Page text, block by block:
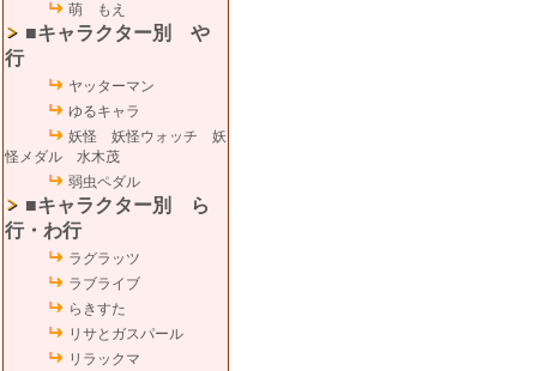
萌 もえ
■キャラクター別 や
行
ヤッターマン
ゆるキャラ
妖怪 妖怪ウォッチ 妖
怪メダル 水木茂
弱虫ペダル
■キャラクター別 ら
行・わ行
ラグラッツ
ラブライブ
らきすた
リサとガスパール
リラックマ